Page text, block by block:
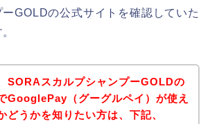
GOLDの公式サイトを確認していた
SORAスカルプシャンプーGOLDの
GooglePay（グーグルペイ）が使え
どうかを知りたい方は、下記、